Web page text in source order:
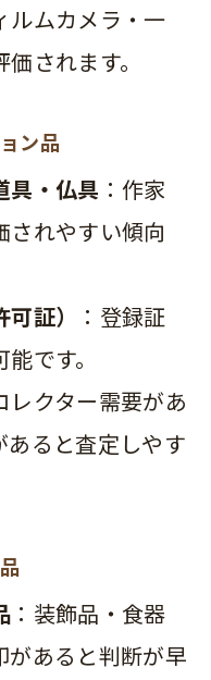
ルムカメラ・一
されます。
ン品
具・仏具 ：作家
されやすい傾向
証）
：登録証
です。
レクター需要があ
あると査定しやす
：装飾品・食器
があると判断が早